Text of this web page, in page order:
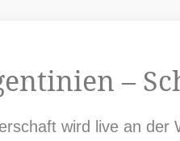
–
wird live an der